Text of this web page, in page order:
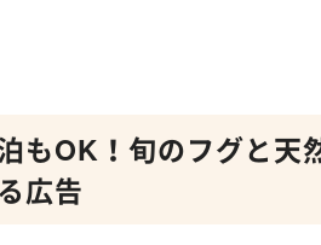
もOK！旬のフグと天
広告